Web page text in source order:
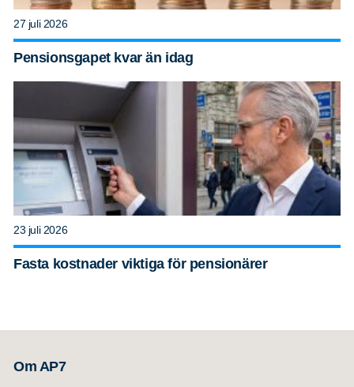
27 juli 2026
Pensionsgapet kvar än idag
23 juli 2026
Fasta kostnader viktiga för pensionärer
Om AP7